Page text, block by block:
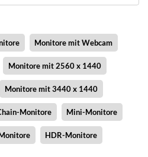
Monitore mit Webcam
Monitore mit 2560 x 1440
Monitore mit 3440 x 1440
Monitore Mini-Monitore
HDR-Monitore